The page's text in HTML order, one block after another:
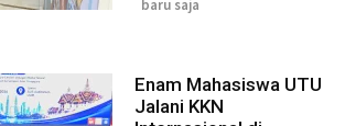
baru saja
Enam Mahasiswa UTU
Jalani KKN